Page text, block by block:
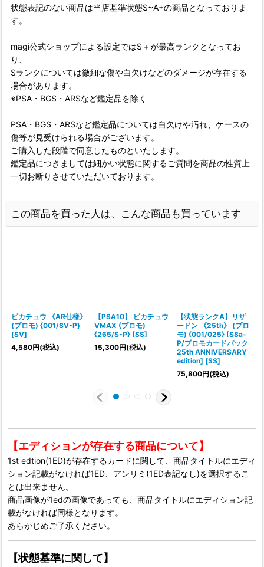
状態表記のない商品は当店基準状態S~A+の商品となっておりま
す。
magi公式ショップによる設定ではS＋が最高ランクとなってお
り、
Sランクについては微細な傷や白欠けなどのダメージが存在する
場合があります。
※PSA・BGS・ARSなど鑑定品を除く
PSA・BGS・ARSなど鑑定品については白欠けや汚れ、ケースの
傷等が見受けられる場合がございます。
ご購入した段階で同意したものといたします。
鑑定品につきましては細かい状態に関するご質問を商品の性質上
一切お断りさせていただいております。
この商品を買った人は、こんな商品も買っています
ピカチュウ 《AR仕様》
(プロモ) {001/SV-P}
[SV]
4,580円(税込)
【PSA10】 ピカチュウ
VMAX (プロモ)
{265/S-P} [SS]
15,300円(税込)
【状態ランクA】リザ
ードン 《25th》 (プロ
モ) {001/025} [S8a-
P/プロモカードパック
25th ANNIVERSARY
edition] [SS]
75,800円(税込)
【エディションが存在する商品について】
1st edtion(1ED)が存在するカードに関して、商品タイトルにエディ
ション記載がなければ1ED、アンリミ(1ED表記なし)を選択するこ
とは出来ません。
商品画像が1edの画像であっても、商品タイトルにエディション記
載がなければ同様となります。
あらかじめご了承ください。
【状態基準に関して】